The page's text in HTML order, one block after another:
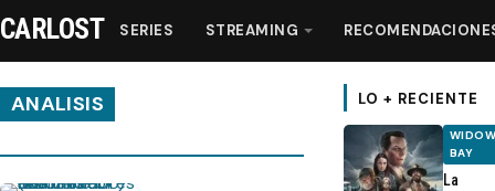
CARLOST SERIES STREAMING
ANALISIS LO + RECIENTE
BAY
La